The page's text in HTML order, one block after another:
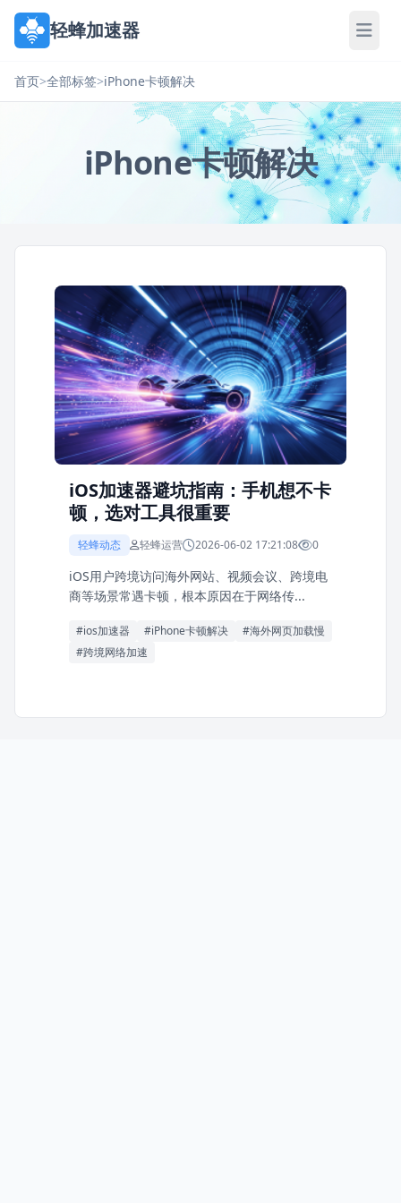
轻蜂加速器
首页>全部标签>iPhone卡顿解决
iPhone卡顿解决
iOS加速器避坑指南：手机想不卡
顿，选对工具很重要
轻蜂动态 轻蜂运营 2026-06-02 17:21:08 0
iOS用户跨境访问海外网站、视频会议、跨境电
商等场景常遇卡顿，根本原因在于网络传...
#ios加速器 #iPhone卡顿解决
#海外网页加载慢
#跨境网络加速